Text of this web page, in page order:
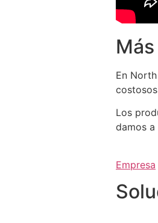
En
Los
damos
Empresa